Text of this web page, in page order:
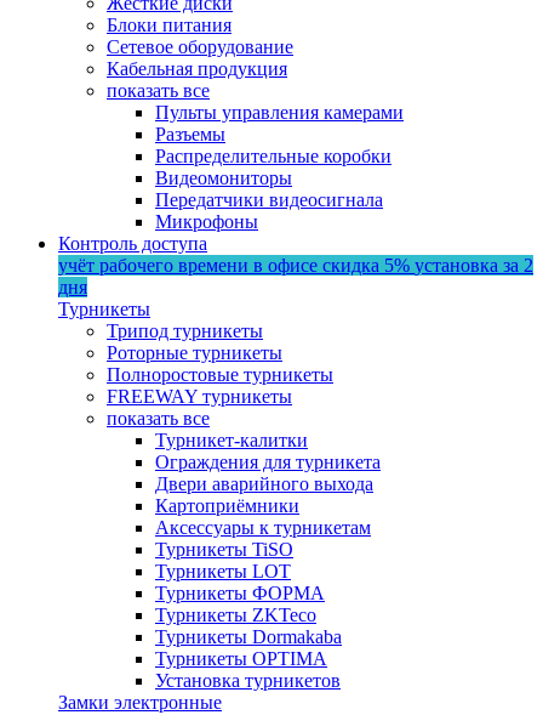
Блоки питания
Сетевое оборудование
Кабельная продукция
показать все
Пульты управления камерами
Разъемы
Распределительные коробки
Видеомониторы
Передатчики видеосигнала
Микрофоны
Контроль доступа
учёт рабочего времени в офисе скидка 5% установка за 2
дня
Турникеты
Трипод турникеты
Роторные турникеты
Полноростовые турникеты
FREEWAY турникеты
показать все
Турникет-калитки
Ограждения для турникета
Двери аварийного выхода
Картоприёмники
Аксессуары к турникетам
Турникеты TiSO
Турникеты LOT
Турникеты ФОРМА
Турникеты ZKTeco
Турникеты Dormakaba
Турникеты OPTIMA
Установка турникетов
Замки электронные